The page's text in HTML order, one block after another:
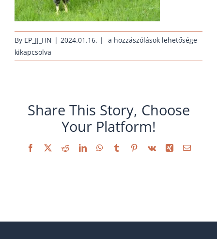
By EP_JJ_HN | 2024.01.16. |
erhaltungszucht-
orloff-
a hozzászólások lehetősége
kikapcsolva
Share This Story, Choose
Your Platform!
Facebook
X RedditLinkedInWhatsApp
TumblrPinterest
Vk Xing Email